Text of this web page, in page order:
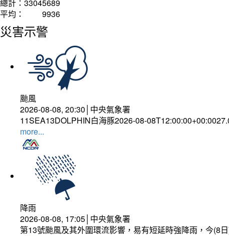
總計： 33045689
平均：
9936
災害示警
颱風
2026-08-08, 20:30│中央氣象署
11SEA13DOLPHIN白海豚2026-08-
more...
降雨
2026-08-08, 17:05│中央氣象署
第13號颱風及其外圍環流影響，易有短延時強降雨，今(8